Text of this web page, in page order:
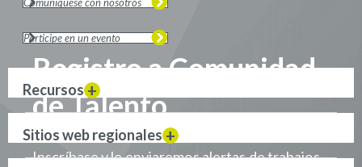
Registro a Comunidad
de Talento
Inscríbase y le enviaremos alertas de trabajos
Participe en un evento
Recursos
Sitios web regionales